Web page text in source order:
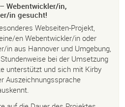
– Webentwickler/in,
in gesucht!
Webseiten-Projekt,
en Webentwickler/in oder
in aus Hannover und Umgebung,
bei der Umsetzung
unterstützt und sich mit Kirby
Auszeichnungssprache